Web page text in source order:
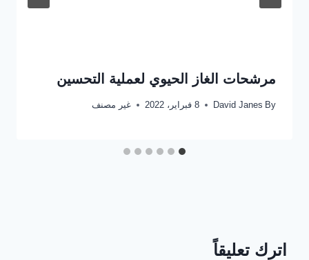
مرشحات الغاز الحيوي لعملية التحسين
By
David Janes 8 فبراير، 2022 غير مصنف
اترك تعليقاً